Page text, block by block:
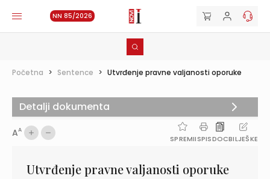
NN 85/2026
Početna > Sentence > Utvrđenje pravne valjanosti oporuke
AA
SPREMIISPISDOCBILJEŠKE
Utvrđenje pravne valjanosti oporuke
Detalji dokumenta